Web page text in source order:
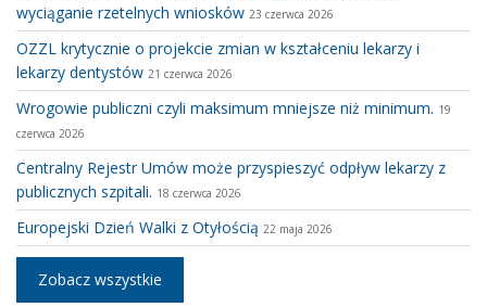
wyciąganie rzetelnych wniosków 23 czerwca 2026
OZZL krytycznie o projekcie zmian w kształceniu lekarzy i
lekarzy dentystów 21 czerwca 2026
Wrogowie publiczni czyli maksimum mniejsze niż minimum. 19
czerwca 2026
Centralny Rejestr Umów może przyspieszyć odpływ lekarzy z
publicznych szpitali. 18 czerwca 2026
Europejski Dzień Walki z Otyłością 22 maja 2026
Zobacz wszystkie